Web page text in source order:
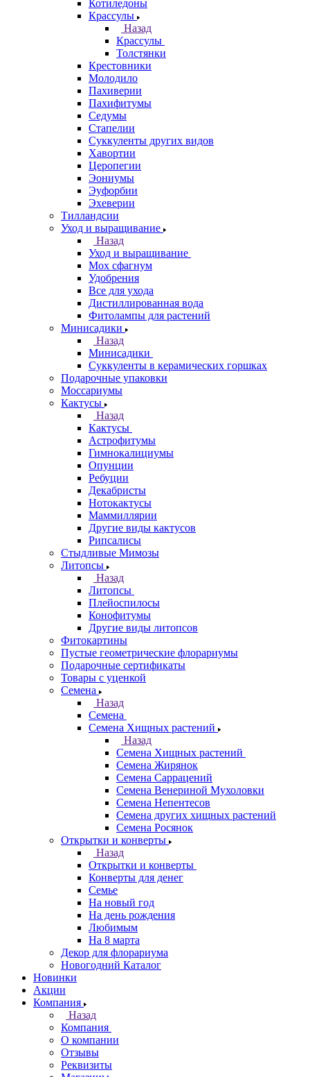
Котиледоны
Крассулы
Назад
Крассулы
Толстянки
Крестовники
Молодило
Пахиверии
Пахифитумы
Седумы
Стапелии
Суккуленты других видов
Хавортии
Церопегии
Эониумы
Эуфорбии
Эхеверии
Тилландсии
Уход и выращивание
Назад
Уход и выращивание
Мох сфагнум
Удобрения
Все для ухода
Дистиллированная вода
Фитолампы для растений
Минисадики
Назад
Минисадики
Суккуленты в керамических горшках
Подарочные упаковки
Моссариумы
Кактусы
Назад
Кактусы
Астрофитумы
Гимнокалициумы
Опунции
Ребуции
Декабристы
Нотокактусы
Маммиллярии
Другие виды кактусов
Рипсалисы
Стыдливые Мимозы
Литопсы
Назад
Литопсы
Плейоспилосы
Конофитумы
Другие виды литопсов
Фитокартины
Пустые геометрические флорариумы
Подарочные сертификаты
Товары с уценкой
Семена
Назад
Семена
Семена Хищных растений
Назад
Семена Хищных растений
Семена Жирянок
Семена Саррацений
Семена Венериной Мухоловки
Семена Непентесов
Семена других хищных растений
Семена Росянок
Открытки и конверты
Назад
Открытки и конверты
Конверты для денег
Семье
На новый год
На день рождения
Любимым
На 8 марта
Декор для флорариума
Новогодний Каталог
Новинки
Акции
Компания
Назад
Компания
О компании
Отзывы
Реквизиты